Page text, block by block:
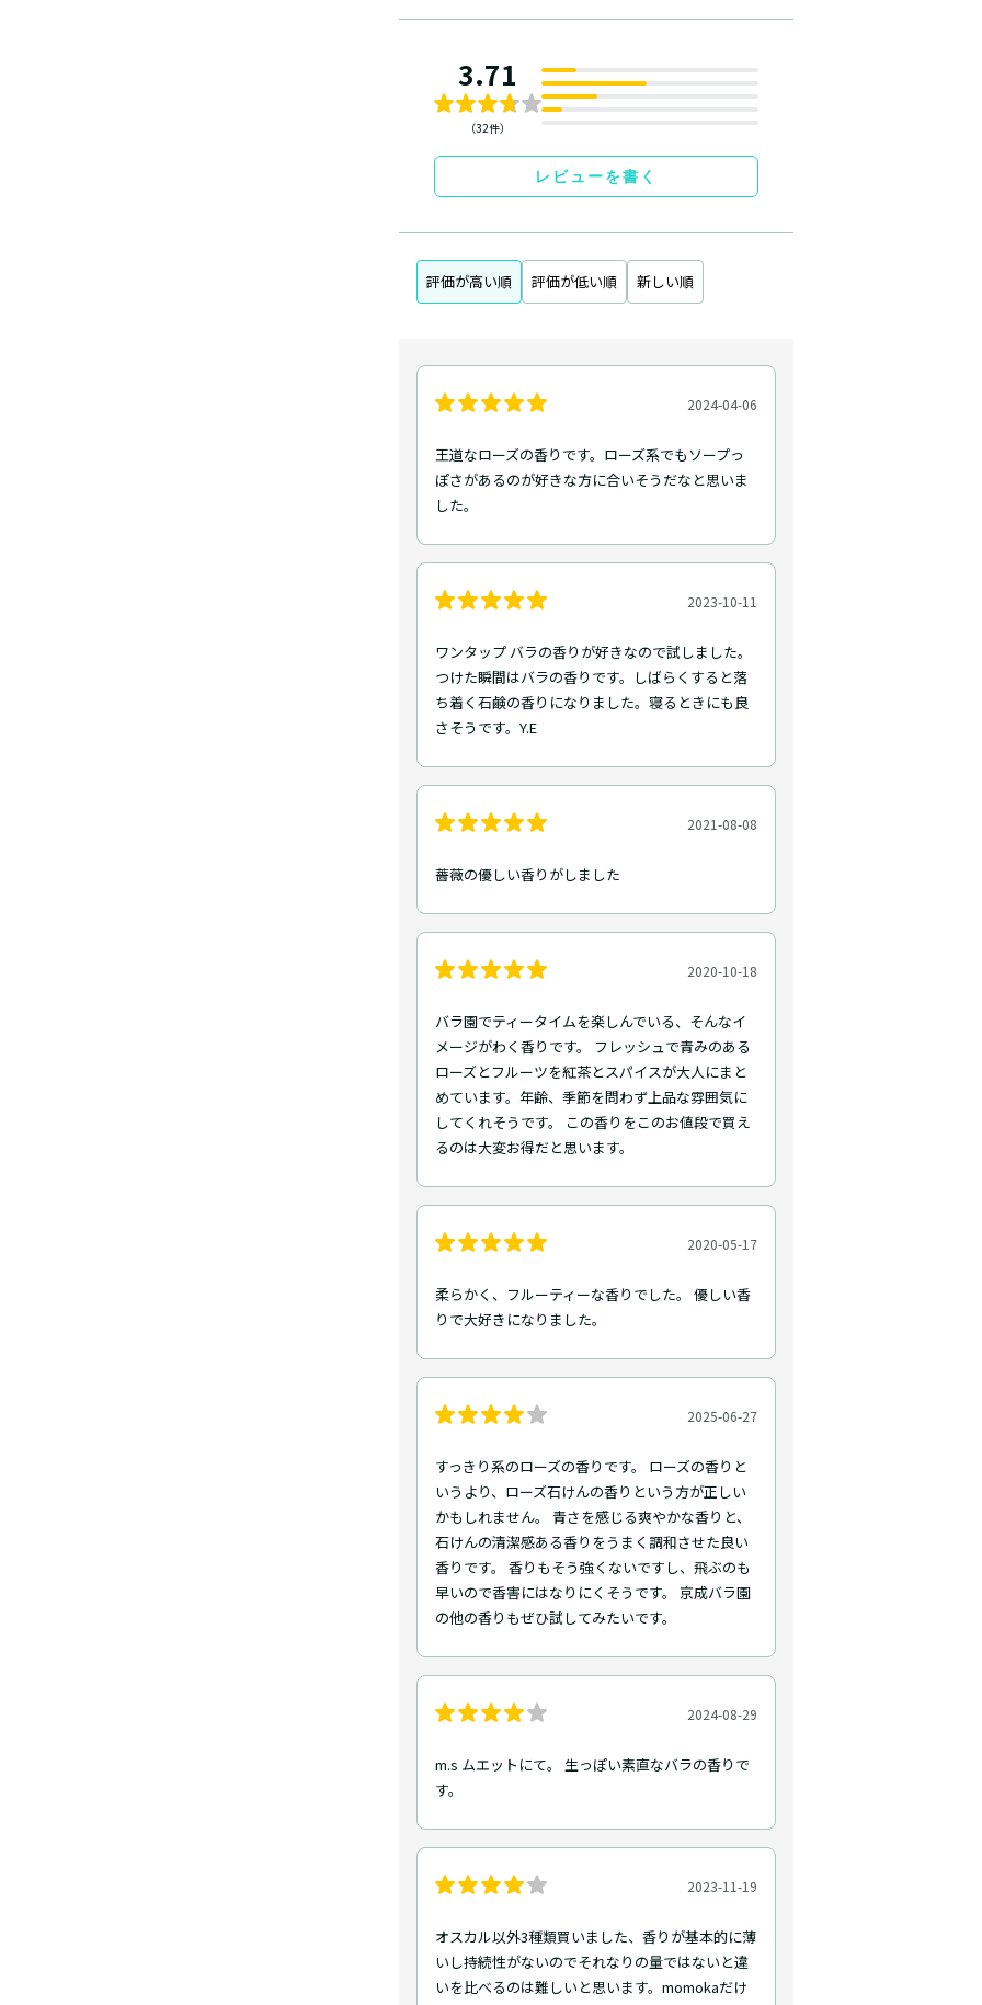
3.71
（32件）
レビューを書く
評価が高い順 評価が低い順 新しい順
2024-04-06
王道なローズの香りです。ローズ系でもソープっ
ぽさがあるのが好きな方に合いそうだなと思いま
した。
2023-10-11
ワンタップ バラの香りが好きなので試しました。
つけた瞬間はバラの香りです。しばらくすると落
ち着く石鹸の香りになりました。寝るときにも良
さそうです。Y.E
2021-08-08
薔薇の優しい香りがしました
2020-10-18
バラ園でティータイムを楽しんでいる、そんなイ
メージがわく香りです。 フレッシュで青みのある
ローズとフルーツを紅茶とスパイスが大人にまと
めています。年齢、季節を問わず上品な雰囲気に
してくれそうです。 この香りをこのお値段で買え
るのは大変お得だと思います。
2020-05-17
柔らかく、フルーティーな香りでした。 優しい香
りで大好きになりました。
2025-06-27
すっきり系のローズの香りです。 ローズの香りと
いうより、ローズ石けんの香りという方が正しい
かもしれません。 青さを感じる爽やかな香りと、
石けんの清潔感ある香りをうまく調和させた良い
香りです。 香りもそう強くないですし、飛ぶのも
早いので香害にはなりにくそうです。 京成バラ園
の他の香りもぜひ試してみたいです。
2024-08-29
m.s ムエットにて。 生っぽい素直なバラの香りで
す。
2023-11-19
オスカル以外3種類買いました、香りが基本的に薄
いし持続性がないのでそれなりの量ではないと違
いを比べるのは難しいと思います。momokaだけ